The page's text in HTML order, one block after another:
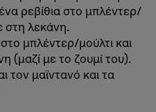
ρεβίθια στο μπλέντερ/
στη λεκάνη.
μπλέντερ/μούλτι και
(μαζί με το ζουμί του).
τον μαϊντανό και τα